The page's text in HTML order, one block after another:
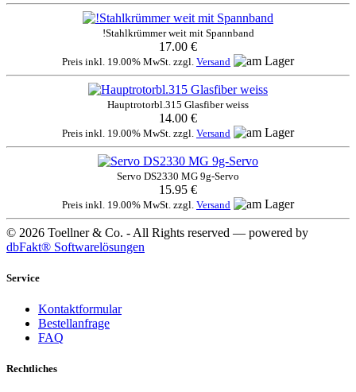
!Stahlkrümmer weit mit Spannband
17.00 €
Preis inkl. 19.00% MwSt. zzgl. Versand
Hauptrotorbl.315 Glasfiber weiss
14.00 €
Preis inkl. 19.00% MwSt. zzgl. Versand
Servo DS2330 MG 9g-Servo
15.95 €
Preis inkl. 19.00% MwSt. zzgl. Versand
© 2026 Toellner & Co. - All Rights reserved — powered by
dbFakt® Softwarelösungen
Service
Kontaktformular
Bestellanfrage
FAQ
Rechtliches